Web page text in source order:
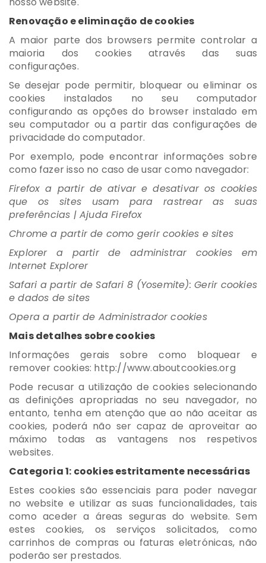
Renovação e eliminação de cookies
A maior parte dos browsers permite controlar a
maioria dos cookies através das suas
configurações.
Se desejar pode permitir, bloquear ou eliminar os
cookies instalados no seu computador
configurando as opções do browser instalado em
seu computador ou a partir das configurações de
privacidade do computador.
Por exemplo, pode encontrar informações sobre
como fazer isso no caso de usar como navegador:
Firefox a partir de ativar e desativar os cookies
que os sites usam para rastrear as suas
preferências | Ajuda Firefox
Chrome a partir de como gerir cookies e sites
Explorer a partir de administrar cookies em
Internet Explorer
Safari a partir de Safari 8 (Yosemite): Gerir cookies
e dados de sites
Opera a partir de Administrador cookies
Mais detalhes sobre cookies
Informações gerais sobre como bloquear e
remover cookies: http://www.aboutcookies.org
Pode recusar a utilização de cookies selecionando
as definições apropriadas no seu navegador, no
entanto, tenha em atenção que ao não aceitar as
cookies, poderá não ser capaz de aproveitar ao
máximo todas as vantagens nos respetivos
websites.
Categoria 1: cookies estritamente necessárias
Estes cookies são essenciais para poder navegar
no website e utilizar as suas funcionalidades, tais
como aceder a áreas seguras do website. Sem
estes cookies, os serviços solicitados, como
carrinhos de compras ou faturas eletrónicas, não
poderão ser prestados.